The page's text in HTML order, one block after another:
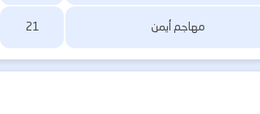
مهاجم أيمن 21